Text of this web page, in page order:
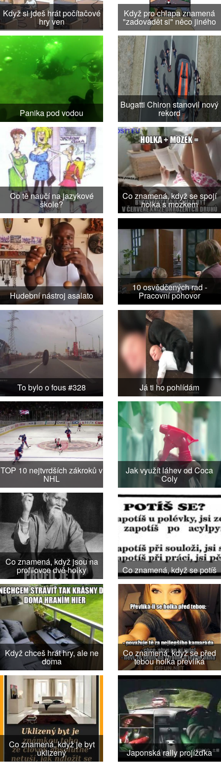
Když si jdeš hrát počítačové
hry ven
Když pro chlapa znamená
"zadovádět si" něco jiného
Panika pod vodou
Bugatti Chiron stanovil nový
rekord
Co tě naučí na jazykové
škole?
Co znamená, když se spojí
holka s mozkem
Hudební nástroj asalato
10 osvědčených rad -
Pracovní pohovor
To bylo o fous #328 Já ti ho pohlídám
TOP 10 nejtvrdších zákroků v
NHL
Jak využít láhev od Coca
Coly
Co znamená, když jsou na
profilovce dvě holky Co znamená, když se potíš
Když chceš hrát hry, ale ne
doma
Co znamená, když se před
tebou holka převlíká
Co znamená, když je byt
uklizený Japonská rally projížďka